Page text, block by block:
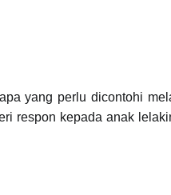
yang perlu dicontohi
respon kepada anak